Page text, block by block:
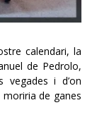
calendari, la
de Pedrolo,
vegades i d’on
de ganes